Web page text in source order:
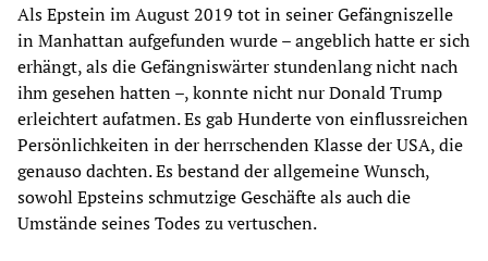
Als Epstein im August 2019 tot in seiner Gefängniszelle
in Manhattan aufgefunden wurde – angeblich hatte er sich
erhängt, als die Gefängniswärter stundenlang nicht nach
ihm gesehen hatten –, konnte nicht nur Donald Trump
erleichtert aufatmen. Es gab Hunderte von einflussreichen
Persönlichkeiten in der herrschenden Klasse der USA, die
genauso dachten. Es bestand der allgemeine Wunsch,
sowohl Epsteins schmutzige Geschäfte als auch die
Umstände seines Todes zu vertuschen.